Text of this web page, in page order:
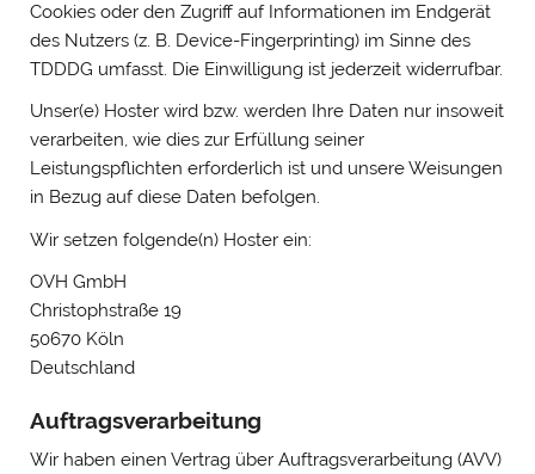
Cookies oder den Zugriff auf Informationen im Endgerät
des Nutzers (z. B. Device-Fingerprinting) im Sinne des
TDDDG umfasst. Die Einwilligung ist jederzeit widerrufbar.
Unser(e) Hoster wird bzw. werden Ihre Daten nur insoweit
verarbeiten, wie dies zur Erfüllung seiner
Leistungspflichten erforderlich ist und unsere Weisungen
in Bezug auf diese Daten befolgen.
Wir setzen folgende(n) Hoster ein:
OVH GmbH
Christophstraße 19
50670 Köln
Deutschland
Auftragsverarbeitung
Wir haben einen Vertrag über Auftragsverarbeitung (AVV)